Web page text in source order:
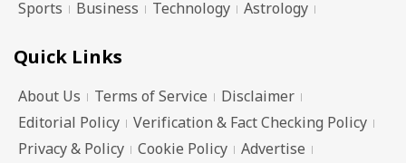
Sports
Business Technology Astrology
Quick Links
About Us Terms of Service
Disclaimer
Editorial Policy
Verification & Fact Checking Policy
Privacy & Policy
Cookie Policy Advertise